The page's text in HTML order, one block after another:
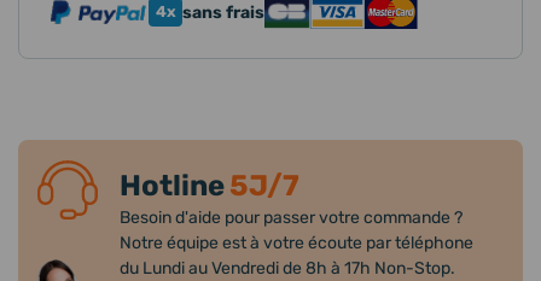
4x sans frais
Hotline5J/7
Besoin d'aide pour passer votre commande ?
Notre équipe est à votre écoute par téléphone
du Lundi au Vendredi de 8h à 17h Non-Stop.